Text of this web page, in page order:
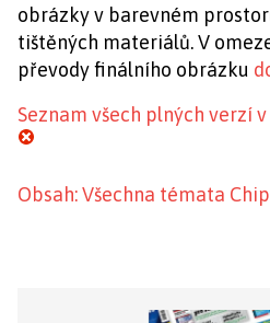
obrázky v barevném
tištěných materiálů. V
převody finálního obrázku
Seznam všech plných verzí
Obsah: Všechna témata